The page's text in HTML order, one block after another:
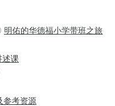
明佑的华德福小学带班之旅
述课
参考资源